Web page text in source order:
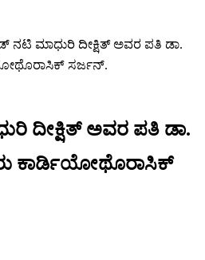
ನಟಿ ಮಾಧುರಿ ದೀಕ್ಷಿತ್ ಅವರ ಪತಿ ಡಾ.
ಸರ್ಜನ್.
ದೀಕ್ಷಿತ್ ಅವರ ಪತಿ ಡಾ.
ಕಾರ್ಡಿಯೋಥೊರಾಸಿಕ್